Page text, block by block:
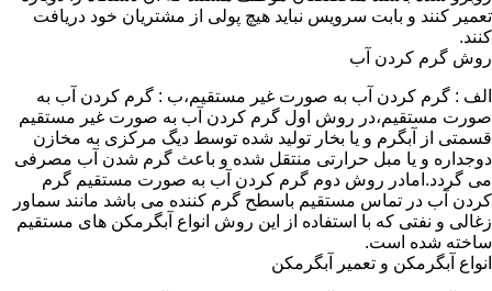
تعمیر کنند و بابت سرویس نباید هیچ پولی از مشتریان خود دریافت
کنند.
روش گرم کردن آب
الف : گرم کردن آب به صورت غیر مستقیم،ب : گرم کردن آب به
صورت مستقیم،در روش اول گرم کردن آب به صورت غیر مستقیم
قسمتی از آبگرم و یا بخار تولید شده توسط دیگ مرکزی به مخازن
دوجداره و یا مبل حرارتی منتقل شده و باعث گرم شدن آب مصرفی
می گردد.امادر روش دوم گرم کردن آب به صورت مستقیم گرم
کردن آب در تماس مستقیم باسطح گرم کننده می باشد مانند سماور
زغالی و نفتی که با استفاده از این روش انواع آبگرمکن های مستقیم
ساخته شده است.
انواع آبگرمکن و تعمیر آبگرمکن